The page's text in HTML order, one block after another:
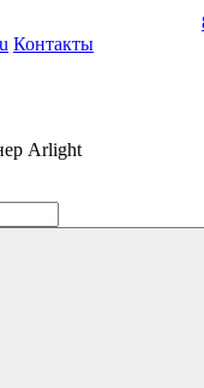
Контакты
Arlight